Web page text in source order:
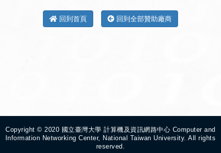
回到首頁 回到全部贊助廠商
Copyright © 2020 國立臺灣大學 計算機及資訊網路中心 Computer and
Information Networking Center, National Taiwan University. All rights
reserved.